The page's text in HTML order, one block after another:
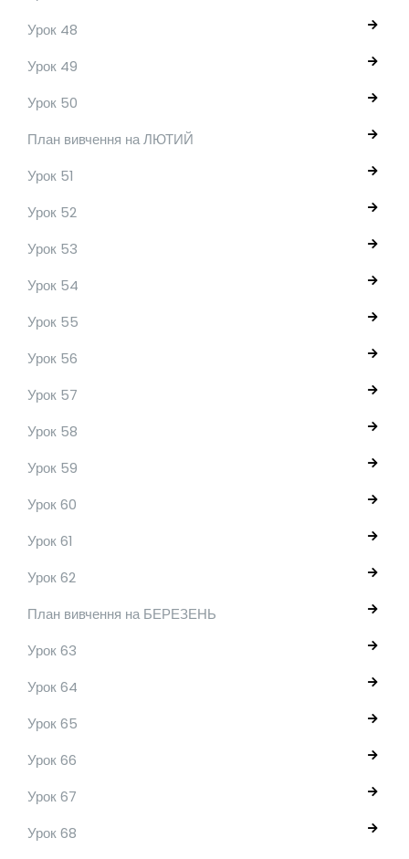
Урок 48
Урок 49
Урок 50
План вивчення на ЛЮТИЙ
Урок 51
Урок 52
Урок 53
Урок 54
Урок 55
Урок 56
Урок 57
Урок 58
Урок 59
Урок 60
Урок 61
Урок 62
План вивчення на БЕРЕЗЕНЬ
Урок 63
Урок 64
Урок 65
Урок 66
Урок 67
Урок 68